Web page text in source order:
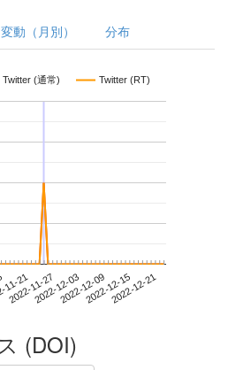
変動（月別） 分布
Twitter (通常) Twitter (RT)
21
2022-11-272022-12-032022-12-092022-12-152022-12-21
(DOI)